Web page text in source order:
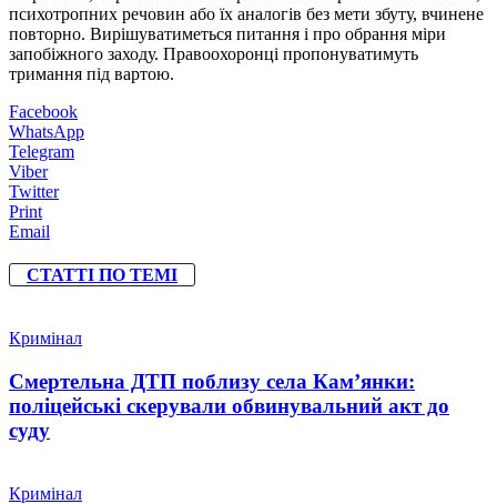
психотропних речовин або їх аналогів без мети збуту, вчинене
повторно. Вирішуватиметься питання і про обрання міри
запобіжного заходу. Правоохоронці пропонуватимуть
тримання під вартою.
Facebook
WhatsApp
Telegram
Viber
Twitter
Print
Email
СТАТТІ ПО ТЕМІ
Кримінал
Смертельна ДТП поблизу села Кам’янки:
поліцейські скерували обвинувальний акт до
суду
Кримінал